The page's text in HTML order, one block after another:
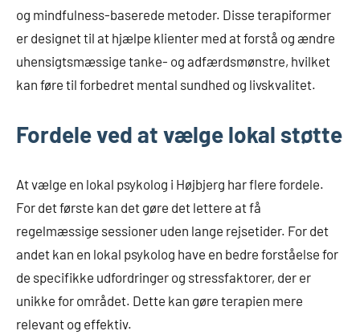
og mindfulness-baserede metoder. Disse terapiformer
er designet til at hjælpe klienter med at forstå og ændre
uhensigtsmæssige tanke- og adfærdsmønstre, hvilket
kan føre til forbedret mental sundhed og livskvalitet.
Fordele ved at vælge lokal støtte
At vælge en lokal psykolog i Højbjerg har flere fordele.
For det første kan det gøre det lettere at få
regelmæssige sessioner uden lange rejsetider. For det
andet kan en lokal psykolog have en bedre forståelse for
de specifikke udfordringer og stressfaktorer, der er
unikke for området. Dette kan gøre terapien mere
relevant og effektiv.